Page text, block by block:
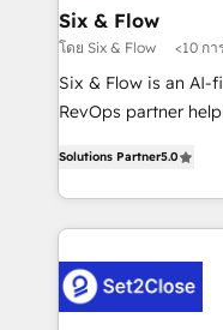
Certified
Empiezas a ver
mes. 🏆 HubSpot Partner of the Year 2022, máximo
reconocimiento del
Partner, el nivel más alto. +700
Hospital ABC,
MacStore, Café Britt,
respuestas para
el primer caso de
Six & Flow
โดย Six & Flow <10 ก
Six & Flow is an AI-
RevOps partner
Operating across
Canada, we’ve
HubSpot projects
combine HubSpot,
go-to-market
Solutions Partner5.0